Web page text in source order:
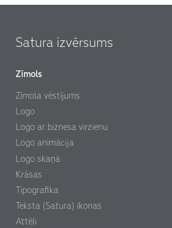
Satura izvērsums
Zīmols
Zīmola vēstījums
Logo
Logo ar biznesa virzienu
Logo animācija
Logo skaņa
Krāsas
Tipografika
Teksta (Satura) ikonas
Attēli